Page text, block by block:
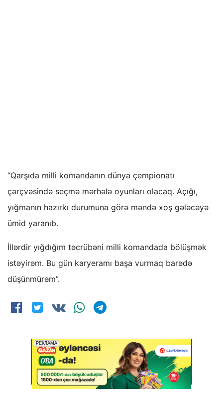
“Qarşıda milli komandanın dünya çempionatı
çərçvəsində seçmə mərhələ oyunları olacaq. Açığı,
yığmanın hazırkı durumuna görə məndə xoş gələcəyə
ümid yaranıb.
İllərdir yığdığım təcrübəni milli komandada bölüşmək
istəyirəm. Bu gün karyeramı başa vurmaq barədə
düşünmürəm”.